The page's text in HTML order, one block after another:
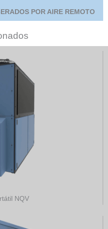
POR AIRE REMOTO
NQV